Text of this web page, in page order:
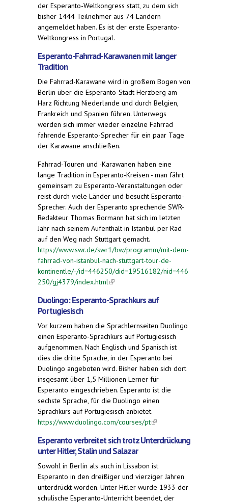
der Esperanto-Weltkongress statt, zu dem sich
bisher 1444 Teilnehmer aus 74 Ländern
angemeldet haben. Es ist der erste Esperanto-
Weltkongress in Portugal.
Esperanto-Fahrrad-Karawanen mit langer
Tradition
Die Fahrrad-Karawane wird in großem Bogen von
Berlin über die Esperanto-Stadt Herzberg am
Harz Richtung Niederlande und durch Belgien,
Frankreich und Spanien führen. Unterwegs
werden sich immer wieder einzelne Fahrrad
fahrende Esperanto-Sprecher für ein paar Tage
der Karawane anschließen.
Fahrrad-Touren und -Karawanen haben eine
lange Tradition in Esperanto-Kreisen - man fährt
gemeinsam zu Esperanto-Veranstaltungen oder
reist durch viele Länder und besucht Esperanto-
Sprecher. Auch der Esperanto sprechende SWR-
Redakteur Thomas Bormann hat sich im letzten
Jahr nach seinem Aufenthalt in Istanbul per Rad
auf den Weg nach Stuttgart gemacht.
https://www.swr.de/swr1/bw/programm/mit-dem-
fahrrad-von-istanbul-nach-stuttgart-tour-de-
kontinentle/-/id=446250/did=19516182/nid=446
250/gj4379/index.html (link is external)
Duolingo: Esperanto-Sprachkurs auf
Portugiesisch
Vor kurzem haben die Sprachlernseiten Duolingo
einen Esperanto-Sprachkurs auf Portugiesisch
aufgenommen. Nach Englisch und Spanisch ist
dies die dritte Sprache, in der Esperanto bei
Duolingo angeboten wird. Bisher haben sich dort
insgesamt über 1,5 Millionen Lerner für
Esperanto eingeschrieben. Esperanto ist die
sechste Sprache, für die Duolingo einen
Sprachkurs auf Portugiesisch anbietet.
https://www.duolingo.com/courses/pt(link is
Esperanto verbreitet sich trotz Unterdrückung
unter Hitler, Stalin und Salazar
Sowohl in Berlin als auch in Lissabon ist
Esperanto in den dreißiger und vierziger Jahren
unterdrückt worden. Unter Hitler wurde 1933 der
schulische Esperanto-Unterricht beendet, der